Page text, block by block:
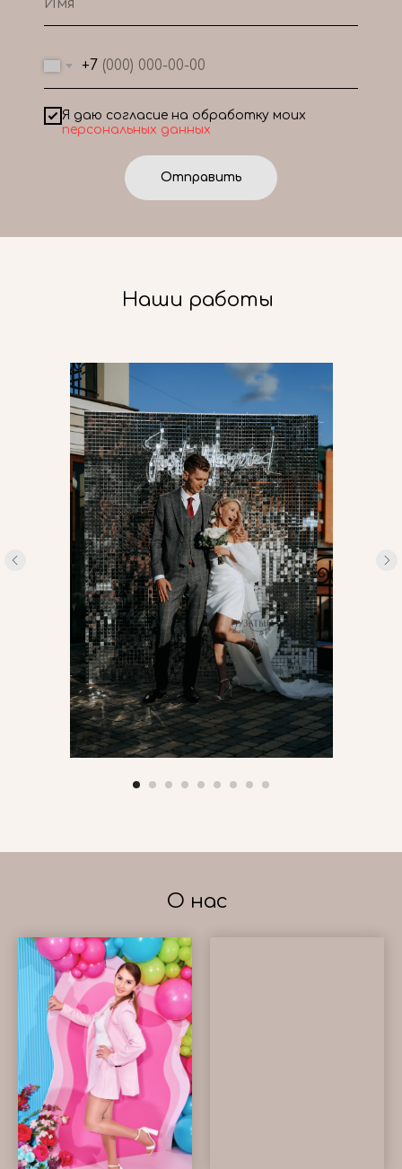
+7
Я даю согласие на обработку моих
персональных данных
Отправить
Наши работы
О нас